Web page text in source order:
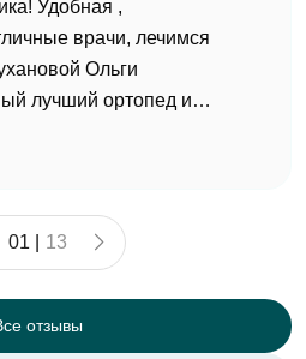
01 13
Удобная ,
врачи, лечимся
Ольги
лучший ортопед и
человек! Лечились у
Олеговна оба
искренняя
Яндекс.Карты)
отзывы